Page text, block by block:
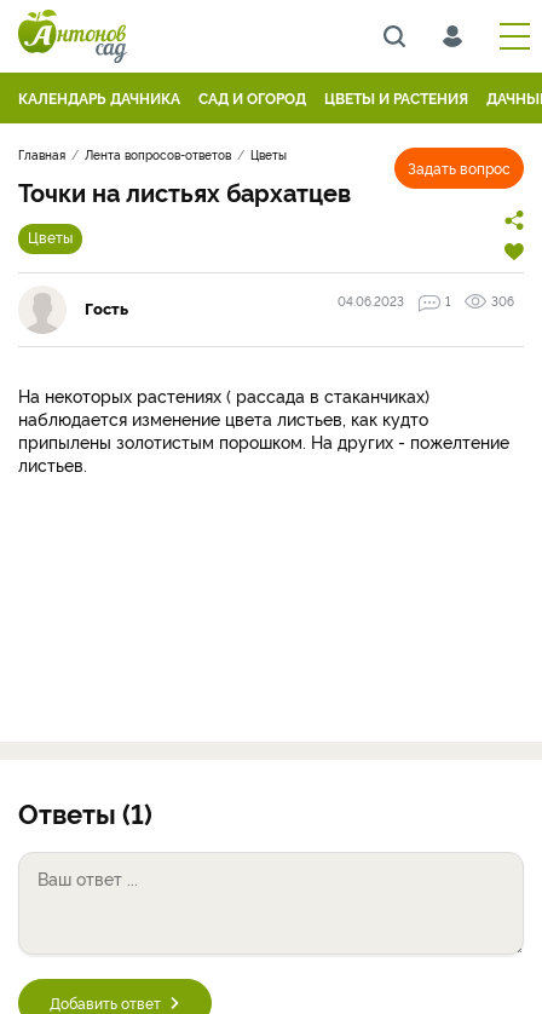
КАЛЕНДАРЬ ДАЧНИКА САД И ОГОРОД ЦВЕТЫ И РАСТЕНИЯ
Задать вопрос
Главная Лента вопросов-ответов Цветы
Точки на листьях бархатцев
Цветы
Гость 04.06.2023 1 306
На некоторых растениях ( рассада в стаканчиках)
наблюдается изменение цвета листьев, как кудто
припылены золотистым порошком. На других - пожелтение
листьев.
Ответы (1)
Добавить ответ